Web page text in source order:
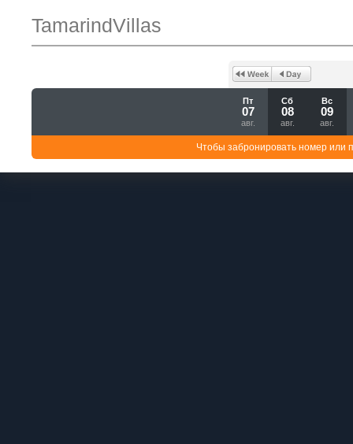
TamarindVillas
Пт
07
авг.
Сб
08
авг.
Вс
09
авг.
Чтобы забронировать номер